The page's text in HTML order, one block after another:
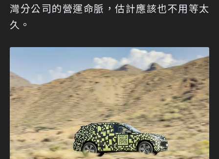
灣分公司的營運命脈，估計應該也不用等太
久。